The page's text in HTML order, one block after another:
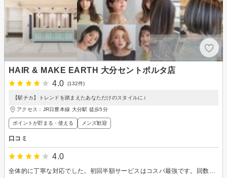
HAIR & MAKE EARTH 大分セントポルタ店
4.0
(132件)
【駅チカ】トレンドを踏まえたあなただけのスタイルに♪
アクセス：JR日豊本線 大分駅 徒歩5分
ポイントが貯まる・使える メンズ歓迎
口コミ
4.0